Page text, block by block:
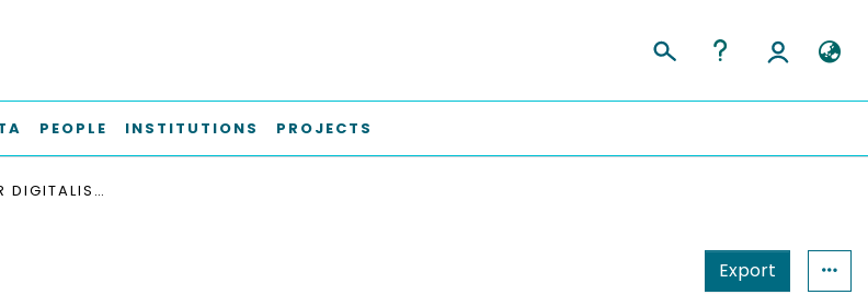
PEOPLE INSTITUTIONS PROJECTS
ANSÄTZE ZUR DIGITALISIERUNG DES BERUFLICHEN LERNENS
Export